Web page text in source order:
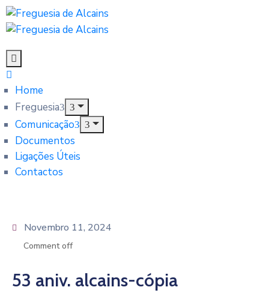
Home
Freguesia
Comunicação
Documentos
Ligações Úteis
Contactos
Novembro 11, 2024
Comment off
53 aniv. alcains-cópia